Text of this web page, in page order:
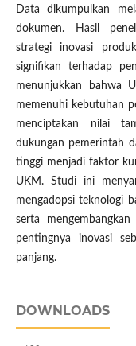
Data dikumpulkan
dokumen. Hasil
strategi inovasi
signifikan terhadap
menunjukkan bahwa
memenuhi kebutuhan
menciptakan nilai
dukungan pemerintah
tinggi menjadi faktor
UKM. Studi ini
mengadopsi teknologi
serta
pentingnya inovasi
panjang.
DOWNLOADS